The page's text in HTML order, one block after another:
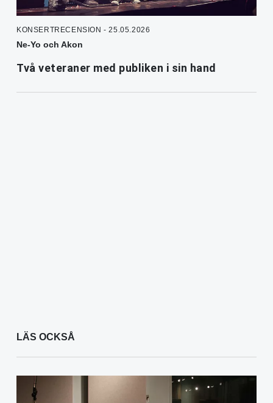
KONSERTRECENSION - 25.05.2026
Ne-Yo och Akon
Två veteraner med publiken i sin hand
LÄS OCKSÅ